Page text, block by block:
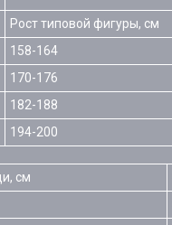
Рост типовой фигуры, см
158-164
170-176
182-188
194-200
см